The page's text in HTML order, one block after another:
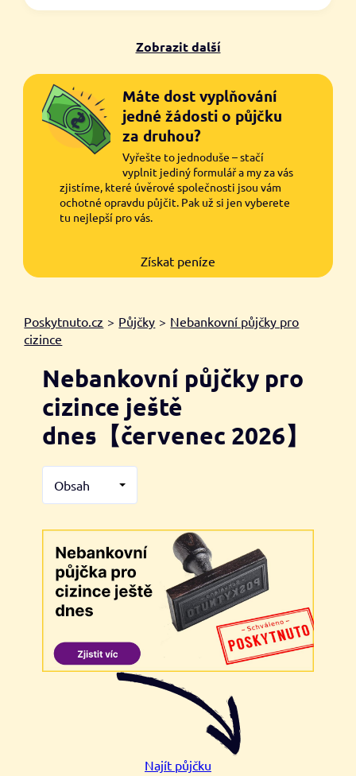
Zobrazit další
Máte dost vyplňování
jedné žádosti o půjčku
za druhou?
Vyřešte to jednoduše – stačí
vyplnit jediný formulář a my za vás
zjistíme, které úvěrové společnosti jsou vám
ochotné opravdu půjčit. Pak už si jen vyberete
tu nejlepší pro vás.
Získat peníze
Poskytnuto.cz > Půjčky > Nebankovní půjčky pro
cizince
Nebankovní půjčky pro
cizince ještě
dnes【červenec 2026】
Obsah
Najít půjčku